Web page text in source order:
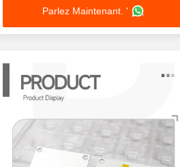
Parlez Maintenant. '